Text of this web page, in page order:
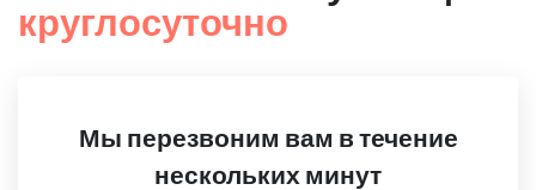
круглосуточно
Мы перезвоним вам в течение
нескольких минут